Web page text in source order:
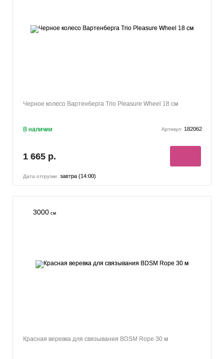
Черное колесо Вартенберга Trio Pleasure Wheel 18 см
В наличии Артикул: 182062
1 665 р.
Дата отгрузки: завтра (14:00)
3000 см
Красная веревка для связывания BDSM Rope 30 м